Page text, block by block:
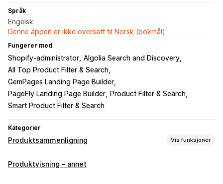
Språk
Engelsk
Denne appen er ikke oversatt til Norsk (bokmål)
Fungerer med
Shopify-administrator Algolia Search and Discovery
All Top Product Filter & Search
GemPages Landing Page Builder
PageFly Landing Page Builder
Product Filter & Search
Smart Product Filter & Search
Kategorier
Produktsammenligning Vis funksjoner
Sammenligningsverktøy
Produktvisning – annet